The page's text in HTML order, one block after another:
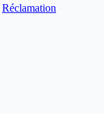
Réclamation